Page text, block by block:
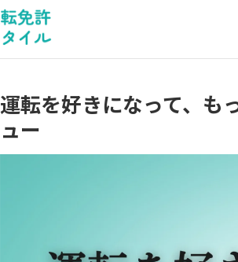
運転を好きになって、
ュー